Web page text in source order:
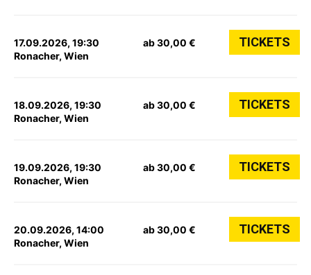
17.09.2026, 19:30
Ronacher, Wien
ab 30,00 € TICKETS
18.09.2026, 19:30
Ronacher, Wien
ab 30,00 € TICKETS
19.09.2026, 19:30
Ronacher, Wien
ab 30,00 € TICKETS
20.09.2026, 14:00
Ronacher, Wien
ab 30,00 € TICKETS